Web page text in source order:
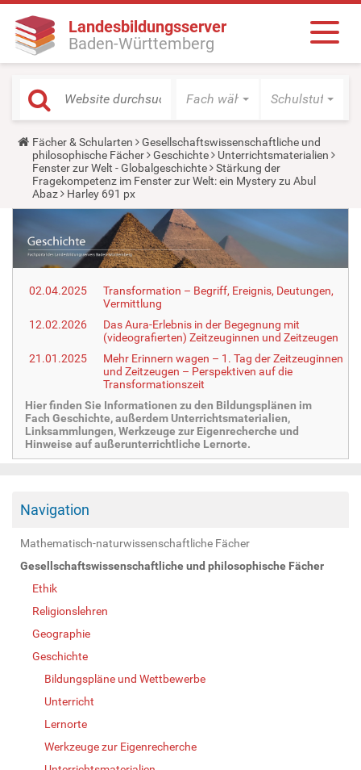
Landesbildungsserver
Baden-Württemberg
Fach wählen Schulstufe
Y
o
u
a
r
e
r
e
:
Fächer & Schularten
Gesellschaftswissenschaftliche und
philosophische Fächer
Geschichte
Unterrichtsmaterialien
Fenster zur Welt - Globalgeschichte
Stärkung der
Fragekompetenz im Fenster zur Welt: ein Mystery zu Abul
Abaz
Harley 691 px
02.04.2025
Transformation – Begriff, Ereignis, Deutungen,
Vermittlung
12.02.2026
Das Aura-Erlebnis in der Begegnung mit
(videografierten) Zeitzeuginnen und Zeitzeugen
21.01.2025
Mehr Erinnern wagen – 1. Tag der Zeitzeuginnen
und Zeitzeugen – Perspektiven auf die
Transformationszeit
Hier finden Sie Informationen zu den Bildungsplänen im
Fach Geschichte, außerdem Unterrichtsmaterialien,
Linksammlungen, Werkzeuge zur Eigenrecherche und
Hinweise auf außerunterrichtliche Lernorte.
Navigation
Mathematisch-naturwissenschaftliche Fächer
Gesellschaftswissenschaftliche und philosophische Fächer
Ethik
Religionslehren
Geographie
Geschichte
Bildungspläne und Wettbewerbe
Unterricht
Lernorte
Werkzeuge zur Eigenrecherche